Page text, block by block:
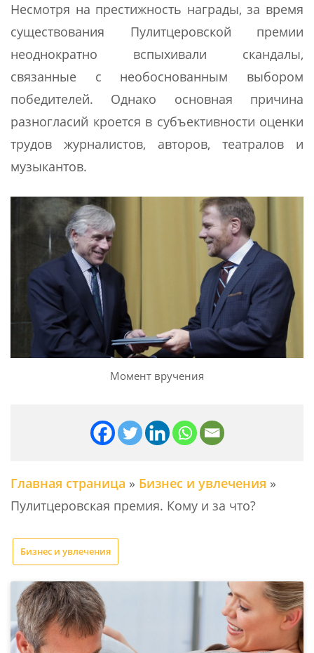
Несмотря на престижность награды, за время
существования Пулитцеровской премии
неоднократно вспыхивали скандалы,
связанные с необоснованным выбором
победителей. Однако основная причина
разногласий кроется в субъективности оценки
трудов журналистов, авторов, театралов и
музыкантов.
Момент вручения
Главная страница » Бизнес и увлечения »
Пулитцеровская премия. Кому и за что?
Бизнес и увлечения